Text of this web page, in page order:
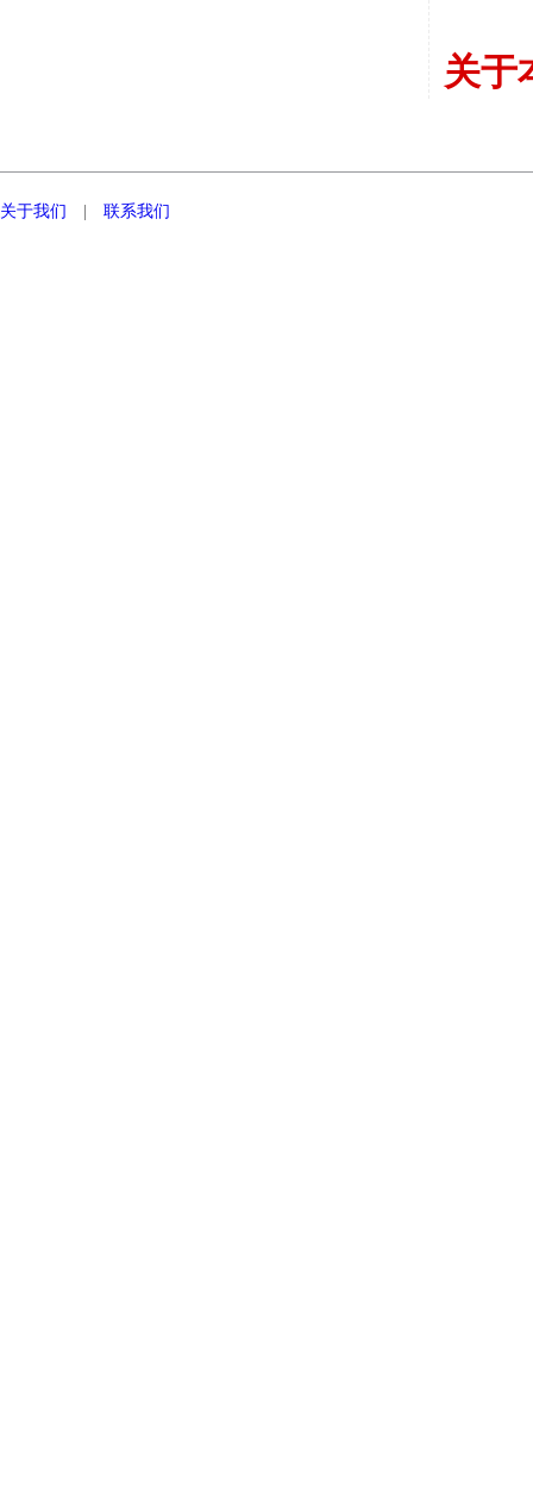
关于
关于我们 联系我们